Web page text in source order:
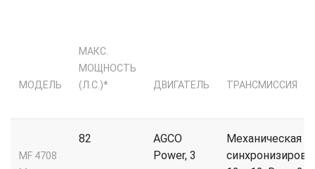
МОДЕЛЬ
МАКС.
МОЩНОСТЬ
(Л.С.)*
ДВИГАТЕЛЬ ТРАНСМИССИЯ
MF 4708
82
AGCO
Power, 3
Механическая